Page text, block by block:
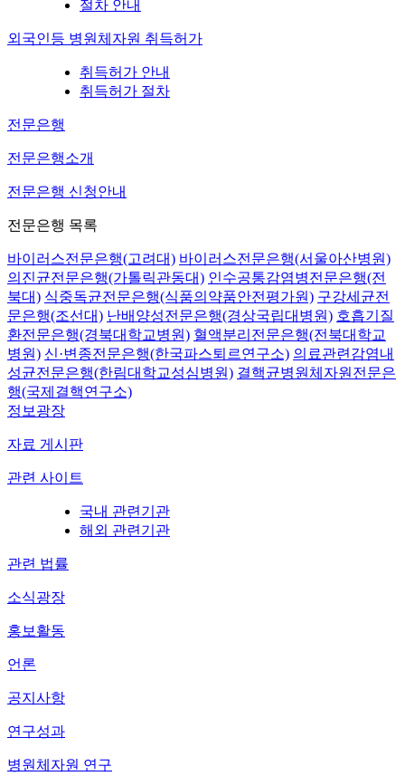
절차 안내
외국인등 병원체자원 취득허가
취득허가 안내
취득허가 절차
전문은행
전문은행소개
전문은행 신청안내
전문은행 목록
바이러스전문은행(고려대) 바이러스전문은행(서울아산병원)
의진균전문은행(가톨릭관동대) 인수공통감염병전문은행(전
북대) 식중독균전문은행(식품의약품안전평가원) 구강세균전
문은행(조선대) 난배양성전문은행(경상국립대병원) 호흡기질
환전문은행(경북대학교병원) 혈액분리전문은행(전북대학교
병원) 신·변종전문은행(한국파스퇴르연구소) 의료관련감염내
성균전문은행(한림대학교성심병원) 결핵균병원체자원전문은
행(국제결핵연구소)
정보광장
자료 게시판
관련 사이트
국내 관련기관
해외 관련기관
관련 법률
소식광장
홍보활동
언론
공지사항
연구성과
병원체자원 연구